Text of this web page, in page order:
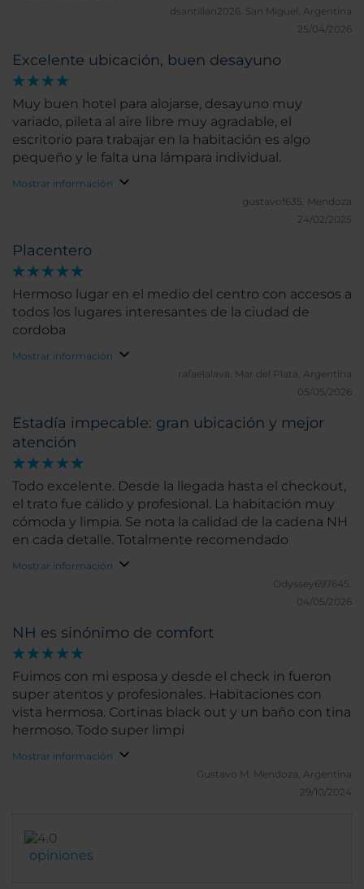
Placentero
Hermoso lugar en el medio del centro con accesos a
todos los lugares interesantes de la ciudad de
cordoba
Mostrar información
rafaelalava. Mar del Plata, Argentina
05/05/2026
Estadía impecable: gran ubicación y mejor
atención
Todo excelente. Desde la llegada hasta el checkout,
el trato fue cálido y profesional. La habitación muy
cómoda y limpia. Se nota la calidad de la cadena NH
en cada detalle. Totalmente recomendado
Mostrar información
Odyssey697645.
04/05/2026
NH es sinónimo de comfort
Fuimos con mi esposa y desde el check in fueron
super atentos y profesionales. Habitaciones con
vista hermosa. Cortinas black out y un baño con tina
hermoso. Todo super limpi
Mostrar información
Gustavo M. Mendoza, Argentina
29/10/2024
dsantillan2026. San Miguel, Argentina
25/04/2026
Excelente ubicación, buen desayuno
Muy buen hotel para alojarse, desayuno muy
variado, pileta al aire libre muy agradable, el
escritorio para trabajar en la habitación es algo
pequeño y le falta una lámpara individual.
Mostrar información
gustavof635. Mendoza
24/02/2025
opiniones